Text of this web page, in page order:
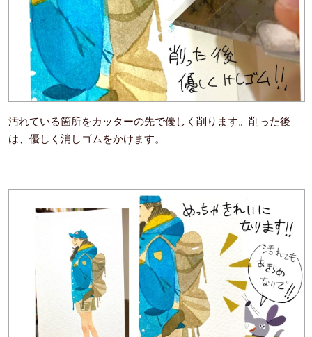
汚れている箇所をカッターの先で優しく削ります。削った後
は、優しく消しゴムをかけます。